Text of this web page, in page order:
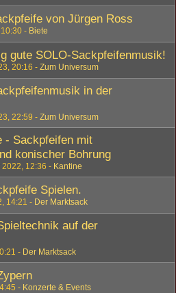
von Jürgen Ross
Biete
gute SOLO-Sackpfeifenmusik!
20:16 Zum Universum
in der
22:59 Zum Universum
- Sackpfeifen mit
konischer Bohrung
12:36 Kantine
Spielen.
14:21 Der Marktsack
auf der
Der Marktsack
Konzerte & Events